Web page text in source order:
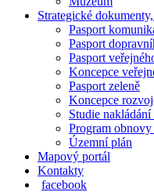
Strategické
Pasport
Pasport
Pasport
Koncepce
Pasport zeleně
Koncepce
Studie nakládání
Program
Územní plán
Mapový portál
Kontakty
facebook